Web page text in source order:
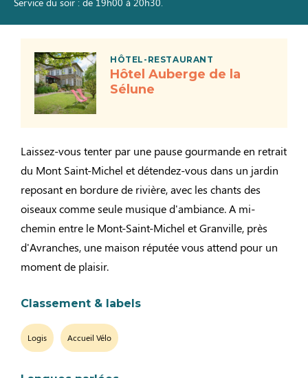
HÔTEL-RESTAURANT
Hôtel Auberge de la
Sélune
Laissez-vous tenter par une pause gourmande en retrait
du Mont Saint-Michel et détendez-vous dans un jardin
reposant en bordure de rivière, avec les chants des
oiseaux comme seule musique d'ambiance. A mi-
chemin entre le Mont-Saint-Michel et Granville, près
d'Avranches, une maison réputée vous attend pour un
moment de plaisir.
Classement & labels
Logis Accueil Vélo